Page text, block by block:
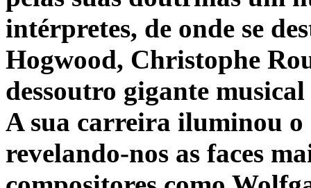
intérpretes, de onde se
Hogwood, Christophe
dessoutro gigante
A sua carreira iluminou o
revelando-nos as faces